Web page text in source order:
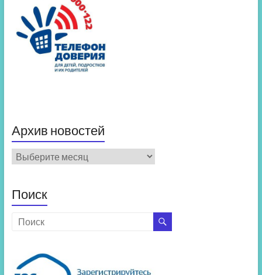
Архив новостей
Архив
новостей
Поиск